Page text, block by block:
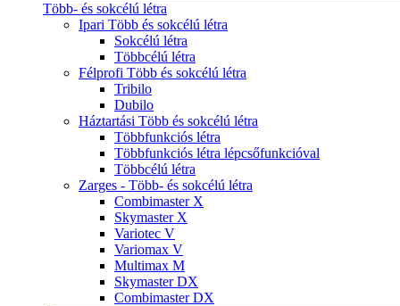
Több- és sokcélú létra
Ipari Több és sokcélú létra
Sokcélú létra
Többcélú létra
Félprofi Több és sokcélú létra
Tribilo
Dubilo
Háztartási Több és sokcélú létra
Többfunkciós létra
Többfunkciós létra lépcsőfunkcióval
Többcélú létra
Zarges - Több- és sokcélú létra
Combimaster X
Skymaster X
Variotec V
Variomax V
Multimax M
Skymaster DX
Combimaster DX